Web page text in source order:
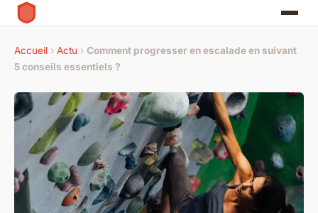
Accueil › Actu › Comment progresser en escalade en suivant
5 conseils essentiels ?